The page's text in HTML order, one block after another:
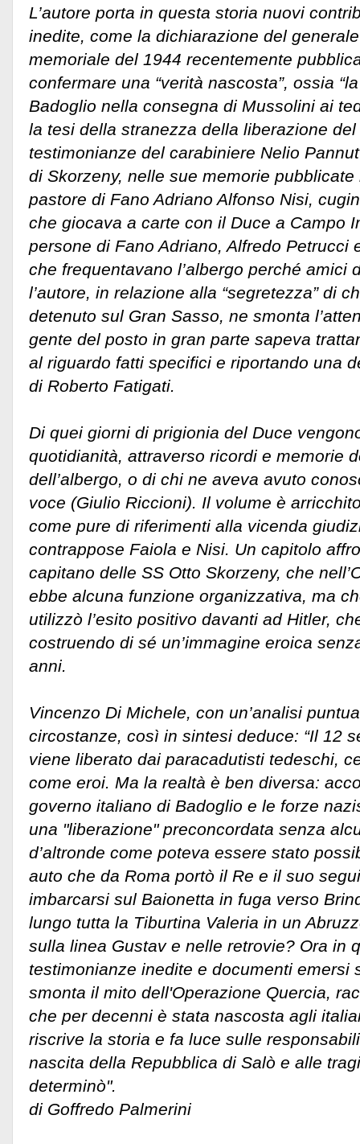
L’autore porta in questa storia nuovi
inedite, come la dichiarazione del
memoriale del 1944 recentemente
confermare una “verità nascosta”, ossia
Badoglio nella consegna di Mussolini ai
la tesi della stranezza della liberazione
testimonianze del carabiniere Nelio
di Skorzeny, nelle sue memorie
pastore di Fano Adriano Alfonso Nisi,
che giocava a carte con il Duce a Campo
persone di Fano Adriano, Alfredo Petrucci
che frequentavano l’albergo perché amici
l’autore, in relazione alla “segretezza” di
detenuto sul Gran Sasso, ne smonta
gente del posto in gran parte sapeva
al riguardo fatti specifici e riportando una
di Roberto Fatigati.
Di quei giorni di prigionia del Duce
quotidianità, attraverso ricordi e memorie
dell’albergo, o di chi ne aveva avuto
voce (Giulio Riccioni). Il volume è
come pure di riferimenti alla vicenda
contrappose Faiola e Nisi. Un capitolo
capitano delle SS Otto Skorzeny, che
ebbe alcuna funzione organizzativa, ma
utilizzò l’esito positivo davanti ad Hitler,
costruendo di sé un’immagine eroica
anni.
Vincenzo Di Michele, con un’analisi
circostanze, così in sintesi deduce: “Il 12
viene liberato dai paracadutisti tedeschi,
come eroi. Ma la realtà è ben diversa:
governo italiano di Badoglio e le forze
una "liberazione" preconcordata senza
d’altronde come poteva essere stato
auto che da Roma portò il Re e il suo
imbarcarsi sul Baionetta in fuga verso
lungo tutta la Tiburtina Valeria in un
sulla linea Gustav e nelle retrovie? Ora in
testimonianze inedite e documenti emersi
smonta il mito dell'Operazione Quercia,
che per decenni è stata nascosta agli
riscrive la storia e fa luce sulle
nascita della Repubblica di Salò e alle
determinò".
di Goffredo Palmerini